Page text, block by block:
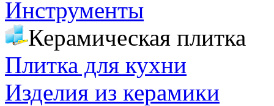
Инструменты
Керамическая плитка
Плитка для кухни
Изделия из керамики